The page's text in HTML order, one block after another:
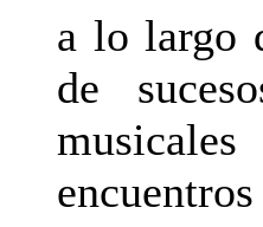
a lo largo
de